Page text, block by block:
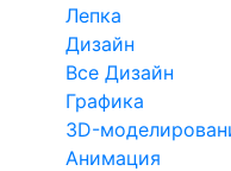
Лепка
Дизайн
Все Дизайн
Графика
3D-
Анимация